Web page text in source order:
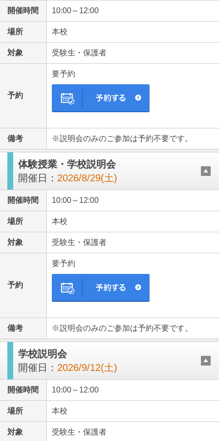
ブックマークした学校
開催時間 10:00～12:00
場所 本校
対象 受験生・保護者
予約
要予約
備考 ※説明会のみのご参加は予約不要です。
体験授業・学校説明会
開催日： 2026/8/29(土)
開催時間 10:00～12:00
場所 本校
対象 受験生・保護者
予約
要予約
備考 ※説明会のみのご参加は予約不要です。
学校説明会
開催日： 2026/9/12(土)
開催時間 10:00～12:00
場所 本校
対象 受験生・保護者